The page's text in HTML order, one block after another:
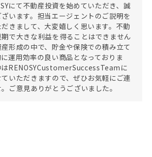
にて不動産投資を始めていただき、誠
います。担当エージェントのご説明を
きまして、大変嬉しく思います。不動
で大きな利益を得ることはできません
形成の中で、貯金や保険での積み立て
運用効率の良い商品となっておりま
RENOSYCustomerSuccessTeamに
いただきますので、ぜひお気軽にご連
ご意見ありがとうございました。